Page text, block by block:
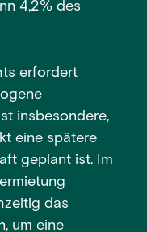
4,2% des
erfordert
insbesondere,
eine spätere
geplant ist. Im
das
um eine